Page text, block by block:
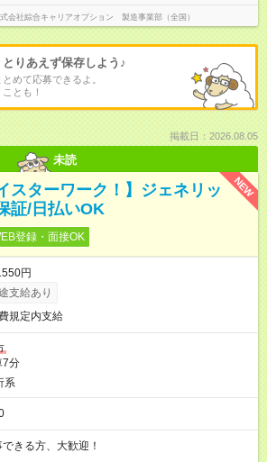
会社綜合キャリアオプション 製造事業部（全国）
とりあえず保存しよう♪
めて応募できるよ。
とも！
掲載日：2026.08.05
未読
NEW
スターワーク！】ジェネリッ
証/日払いOK
登録・面接OK
円
支給あり
規定内支給
7分
系
きる方、大歓迎！